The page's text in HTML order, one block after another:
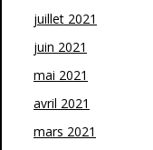
juillet 2021
juin 2021
mai 2021
avril 2021
mars 2021